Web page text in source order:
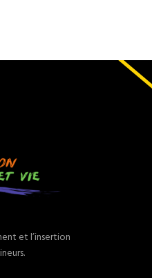
et l’insertion